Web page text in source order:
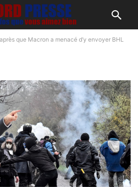
que Macron a menacé d’y envoyer BHL